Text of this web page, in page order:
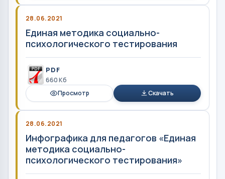
28.06.2021
Единая методика социально-
психологического тестирования
PDF
660 Кб
Просмотр
Скачать
28.06.2021
Инфографика для педагогов «Единая
методика социально-
психологического тестирования»